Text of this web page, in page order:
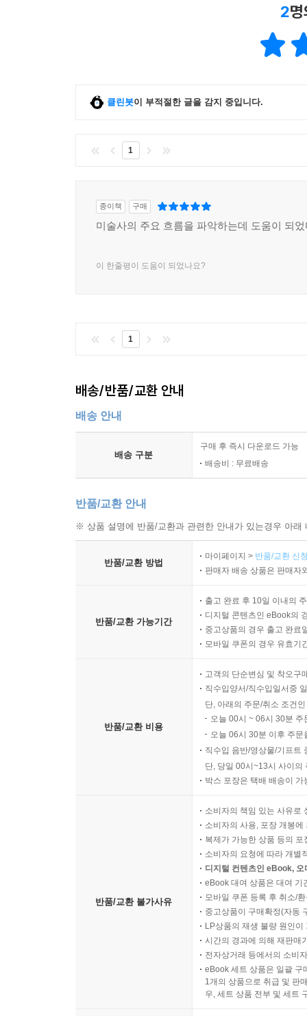
2
클린봇이 부적절한 글을 감지 중입니다.
1
종이책 구매
미술사의 주요 흐름을 파악하는데 도움이 되
이 한줄평이 도움이 되었나요?
1
배송/반품/교환 안내
배송 안내
배송 구분
구매 후 즉시 다운로드 가능
배송비 : 무료배송
반품/교환 안내
※ 상품 설명에 반품/교환과 관련한 안내가 있는경우 아
반품/교환 방법
마이페이지 > 반품/교환 신
판매자 배송 상품은 판매자
반품/교환 가능기간
출고 완료 후 10일 이내의
디지털 콘텐츠인 eBook의
중고상품의 경우 출고 완료
모바일 쿠폰의 경우 유효기
반품/교환 비용
고객의 단순변심 및 착오구
직수입양서/직수입일서중
단, 아래의 주문/취소 조건
오늘 00시 ~ 06시 30분
오늘 06시 30분 이후 주
직수입 음반/영상물/기프트
단, 당일 00시~13시 사이의
박스 포장은 택배 배송이
반품/교환 불가사유
소비자의 책임 있는 사유로
소비자의 사용, 포장 개봉
복제가 가능한 상품 등의
소비자의 요청에 따라 개별
디지털 컨텐츠인 eBook,
eBook 대여 상품은 대여 기
모바일 쿠폰 등록 후 취소/
중고상품이 구매확정(자동
LP상품의 재생 불량 원인
시간의 경과에 의해 재판매
전자상거래 등에서의 소비
eBook 세트 상품은 일괄 구
1개의 상품으로 취급 및 판
우, 세트 상품 전부 및 세트